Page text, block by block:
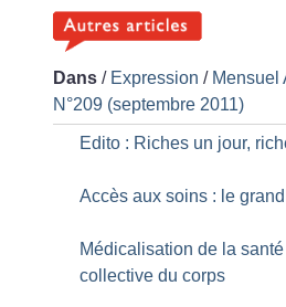
Dans / Expression / Mensuel
N°209 (septembre 2011)
Edito : Riches un jour,
Accès aux soins : le
Médicalisation de la
collective du corps